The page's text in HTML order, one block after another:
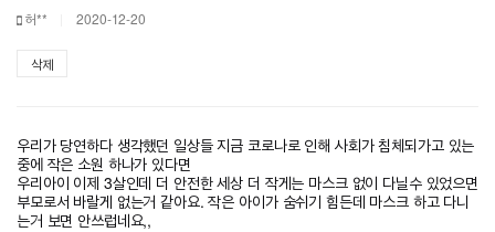
허** 2020-12-20
삭제
우리가 당연하다 생각했던 일상들 지금 코로나로 인해 사회가 침체되가고 있는
중에 작은 소원 하나가 있다면
우리아이 이제 3살인데 더 안전한 세상 더 작게는 마스크 없이 다닐수 있었으면
부모로서 바랄게 없는거 같아요. 작은 아이가 숨쉬기 힘든데 마스크 하고 다니
는거 보면 안쓰럽네요,,